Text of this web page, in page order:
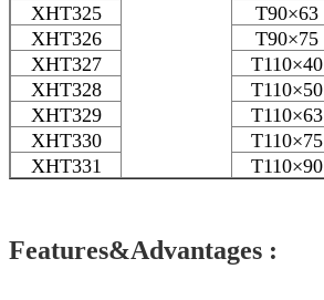
XHT325
T90×63
XHT326
T90×75
XHT327
T110×40
XHT328
T110×50
XHT329
T110×63
XHT330
T110×75
XHT331
T110×90
Features&Advantages :